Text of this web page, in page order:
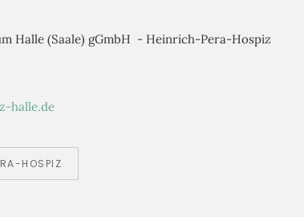
Halle (Saale) gGmbH - Heinrich-Pera-Hospiz
halle.de
HOSPIZ